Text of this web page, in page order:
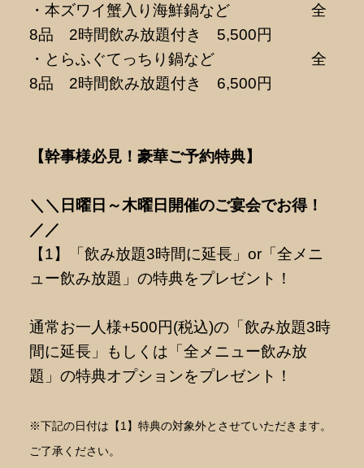
・本ズワイ蟹入り海鮮鍋など 全
8品 2時間飲み放題付き 5,500円
・とらふぐてっちり鍋など 全
8品 2時間飲み放題付き 6,500円
【幹事様必見！豪華ご予約特典】
＼＼日曜日～木曜日開催のご宴会でお得！
／／
【1】「飲み放題3時間に延長」or「全メニ
ュー飲み放題」の特典をプレゼント！
通常お一人様+500円(税込)の「飲み放題3時
間に延長」もしくは「全メニュー飲み放
題」の特典オプションをプレゼント！
※下記の日付は【1】特典の対象外とさせていただきます。
ご了承ください。